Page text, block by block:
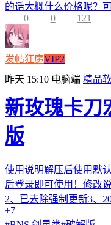
的话大概什么价格呢？
0
0 121
发帖狂魔VIP2
昨天 15:10 电脑端 精品
新玫瑰卡刀
版
使用说明解压后使用默
后登录即可使用！修改
2、已去除强制更新3、
+7